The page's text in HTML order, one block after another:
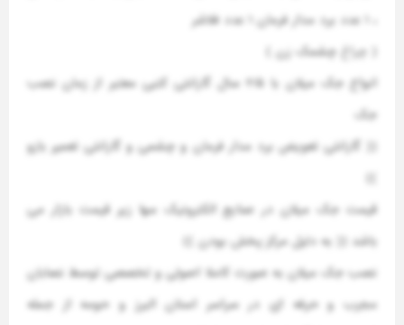
چراغ چشمک زن )
انواع جک میلان با ۲/۵ سال گارانتی کتبی معتبر از زمان نصب
جک
(( گارانتی تعویض برد مدار فرمان و چشمی و گارانتی تعمیر بازو
))
قیمت جک میلان در صنایع الکترونیک سها زیر قیمت بازار می
باشد (( به دلیل مرکز پخش بودن ))
نصب جک میلان به صورت کاملا اصولی و تخصصی توسط نصابان
مجرب و حرفه ای در سراسر استان البرز و حومه از جمله